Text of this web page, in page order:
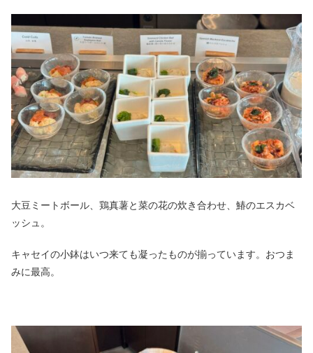
大豆ミートボール、鶏真薯と菜の花の炊き合わせ、鰆のエスカベ
ッシュ。
キャセイの小鉢はいつ来ても凝ったものが揃っています。おつま
みに最高。